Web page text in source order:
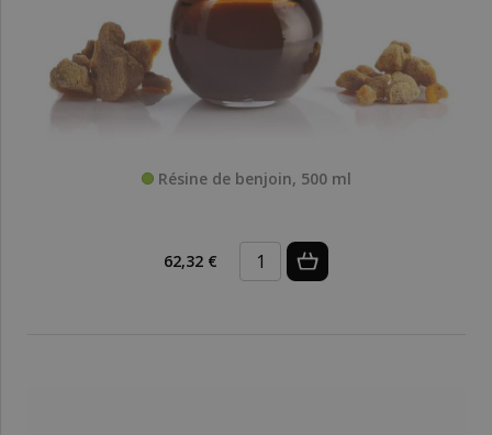
Résine de benjoin, 500 ml
62,32 €